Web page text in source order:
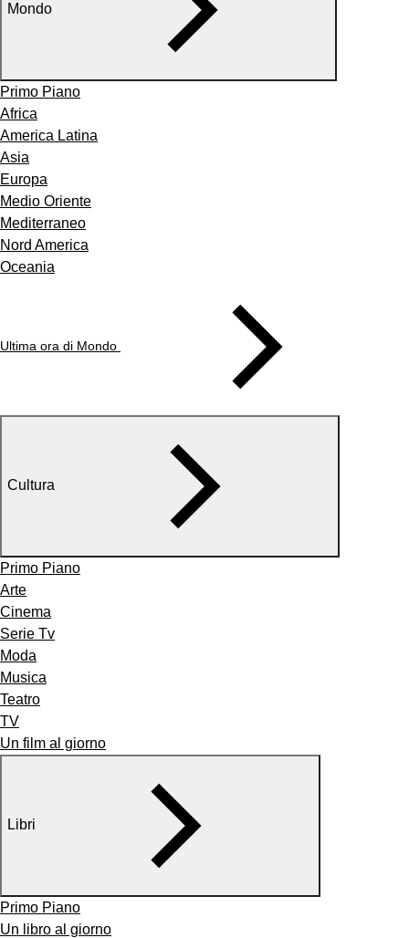
Mondo
Primo Piano
Africa
America Latina
Asia
Europa
Medio Oriente
Mediterraneo
Nord America
Oceania
Ultima ora di Mondo
Cultura
Primo Piano
Arte
Cinema
Serie Tv
Moda
Musica
Teatro
TV
Un film al giorno
Libri
Primo Piano
Un libro al giorno